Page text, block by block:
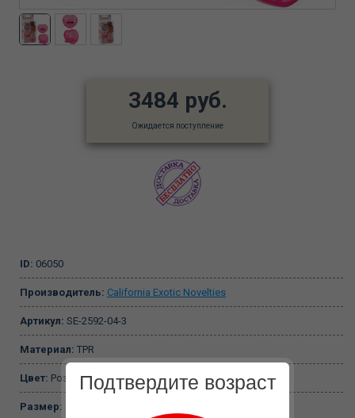
3484 руб.
Ожидается поступление
ID: 06050
Производитель: California Exotic Novelties
Артикул: SE-2592-04-3
Материал: TPR
Цвет: Розовый
Размер:
Подтвердите возраст